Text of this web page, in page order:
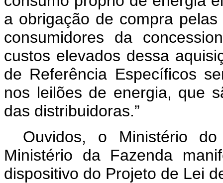
a obrigação de compra
consumidores da
custos elevados dessa
de Referência Específicos
nos leilões de energia, que
das distribuidoras.”
Ouvidos, o Ministério
Ministério da Fazenda
dispositivo do Projeto de Lei